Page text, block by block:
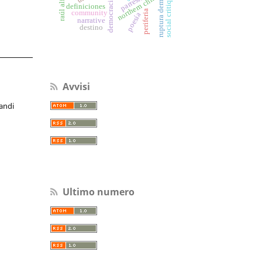
democracia
definiciones
community northern chile
periferia social critique
narrative poesía
destino
Avvisi
Ultimo numero